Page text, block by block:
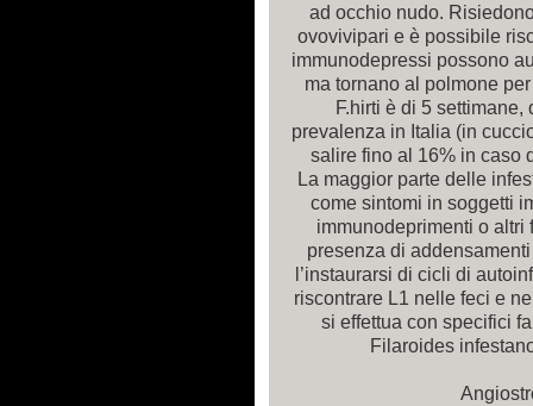
ad occhio nudo.
ovovivipari e è possibile
immunodepressi possono
ma tornano al polmone
F.hirti è di 5
prevalenza in Italia (in
salire fino al 16% in caso
La maggior parte delle
come sintomi in soggetti
immunodeprimenti o altri
presenza di
l’instaurarsi di cicli di
riscontrare L1 nelle feci e
si effettua con specifici
Filaroides